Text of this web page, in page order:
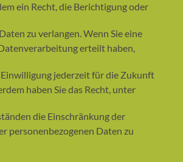
ein Recht, die Berichtigung oder
zu verlangen. Wenn Sie eine
erteilt haben,
Einwilligung jederzeit für die Zukunft
haben Sie das Recht, unter
die Einschränkung der
personenbezogenen Daten zu